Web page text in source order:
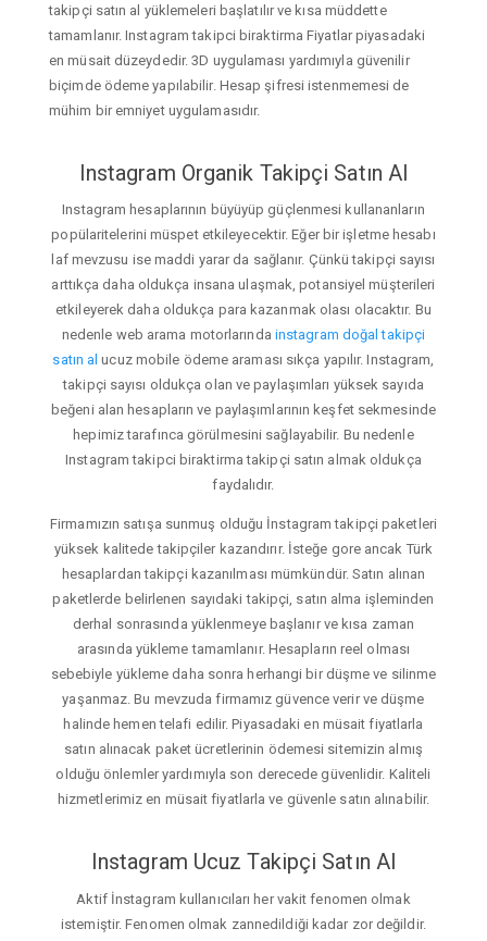
takipçi satın al yüklemeleri başlatılır ve kısa müddette
tamamlanır. Instagram takipci biraktirma Fiyatlar piyasadaki
en müsait düzeydedir. 3D uygulaması yardımıyla güvenilir
biçimde ödeme yapılabilir. Hesap şifresi istenmemesi de
mühim bir emniyet uygulamasıdır.
Instagram Organik Takipçi Satın Al
Instagram hesaplarının büyüyüp güçlenmesi kullananların
popülaritelerini müspet etkileyecektir. Eğer bir işletme hesabı
laf mevzusu ise maddi yarar da sağlanır. Çünkü takipçi sayısı
arttıkça daha oldukça insana ulaşmak, potansiyel müşterileri
etkileyerek daha oldukça para kazanmak olası olacaktır. Bu
nedenle web arama motorlarında instagram doğal takipçi
satın al ucuz mobile ödeme araması sıkça yapılır. Instagram,
takipçi sayısı oldukça olan ve paylaşımları yüksek sayıda
beğeni alan hesapların ve paylaşımlarının keşfet sekmesinde
hepimiz tarafınca görülmesini sağlayabilir. Bu nedenle
Instagram takipci biraktirma takipçi satın almak oldukça
faydalıdır.
Firmamızın satışa sunmuş olduğu İnstagram takipçi paketleri
yüksek kalitede takipçiler kazandırır. İsteğe gore ancak Türk
hesaplardan takipçi kazanılması mümkündür. Satın alınan
paketlerde belirlenen sayıdaki takipçi, satın alma işleminden
derhal sonrasında yüklenmeye başlanır ve kısa zaman
arasında yükleme tamamlanır. Hesapların reel olması
sebebiyle yükleme daha sonra herhangi bir düşme ve silinme
yaşanmaz. Bu mevzuda firmamız güvence verir ve düşme
halinde hemen telafi edilir. Piyasadaki en müsait fiyatlarla
satın alınacak paket ücretlerinin ödemesi sitemizin almış
olduğu önlemler yardımıyla son derecede güvenlidir. Kaliteli
hizmetlerimiz en müsait fiyatlarla ve güvenle satın alınabilir.
Instagram Ucuz Takipçi Satın Al
Aktif İnstagram kullanıcıları her vakit fenomen olmak
istemiştir. Fenomen olmak zannedildiği kadar zor değildir.